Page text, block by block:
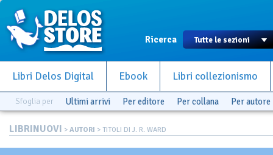
Ricerca
Libri Delos Digital Ebook Libri collezionismo
Sfoglia per Ultimi arrivi Per editore Per collana Per autore
LIBRINUOVI > AUTORI > TITOLI DI J. R. WARD